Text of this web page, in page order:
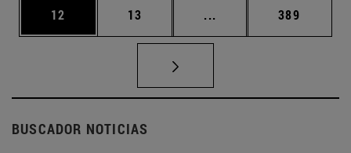
Página
12 Página
13 ... Páginas intermedias
Página
389
BUSCADOR NOTICIAS